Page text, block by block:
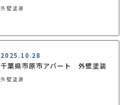
外壁塗装
2025.10.28
千葉県市原市アパート 外壁塗装
外壁塗装